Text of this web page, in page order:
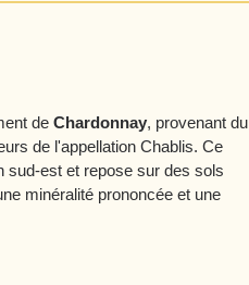
de Chardonnay, provenant du
de l'appellation Chablis. Ce
sud-est et repose sur des sols
minéralité prononcée et une